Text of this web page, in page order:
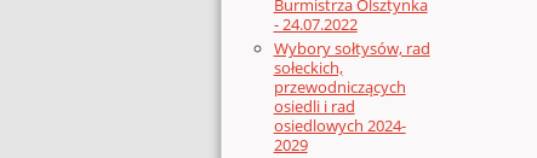
Burmistrza Olsztynka
- 24.07.2022
Wybory sołtysów, rad
sołeckich,
przewodniczących
osiedli i rad
osiedlowych 2024-
2029